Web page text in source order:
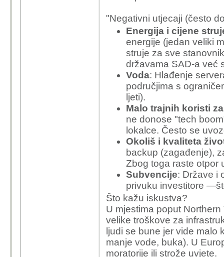
1. "ogromno ulaganje
kakvu infrastrukturu,
2. "sto mislis koliko
Koliko točno (ili bar
3. "mnoge pratece
koje?
cca 200
može
svake
Da
ogromno
firme.
"Negativni utjecaji (često
Energija i cijene
energije (jedan veliki
struje za sve
državama SAD-a već
Voda: Hlađenje
područjima s
ljeti).
Malo trajnih koristi
ne donose "tech
lokalce. Često se
Okoliš i kvaliteta
backup (zagađenje),
Zbog toga raste otpor
Subvencije: Države i
privuku investitore
Što kažu iskustva?
U mjestima poput
velike troškove za
ljudi se bune jer vide malo
manje vode, buka). U
moratorije ili strože uvjete.